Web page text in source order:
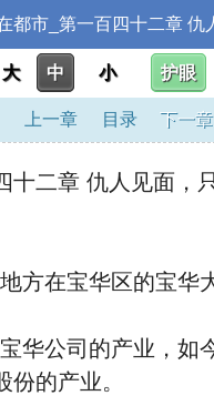
大 中 小 护眼
上一章 目录 下一章
二章 仇人见面，
在宝华区的宝华大
公司的产业，如
份的产业。